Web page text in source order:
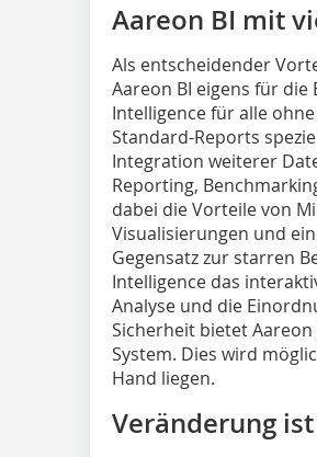
Aareon BI mit
Als entscheidender
Aareon BI eigens für
Intelligence für alle
Standard-Reports
Integration weiterer
Reporting,
dabei die Vorteile von
Visualisierungen und
Gegensatz zur starren
Intelligence das
Analyse und die
Sicherheit bietet Aareon
System. Dies wird
Hand liegen.
Veränderung